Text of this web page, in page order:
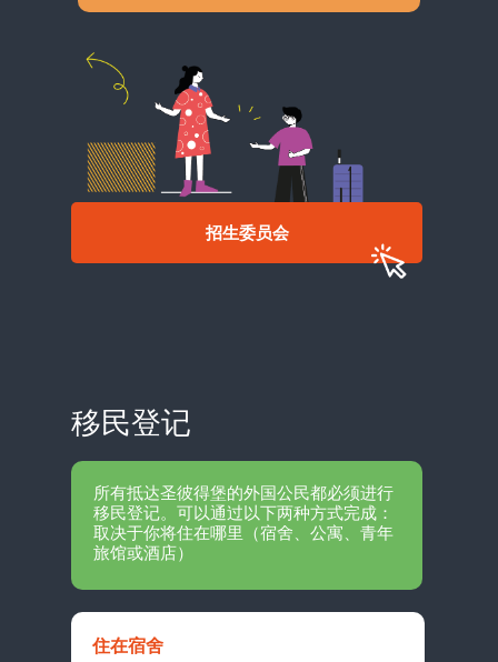
招生委员会
移民登记
所有抵达圣彼得堡的外国公民都必须进行
移民登记。可以通过以下两种方式完成：
取决于你将住在哪里（宿舍、公寓、青年
旅馆或酒店）
住在宿舍